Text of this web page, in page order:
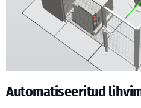
Automatiseeritud